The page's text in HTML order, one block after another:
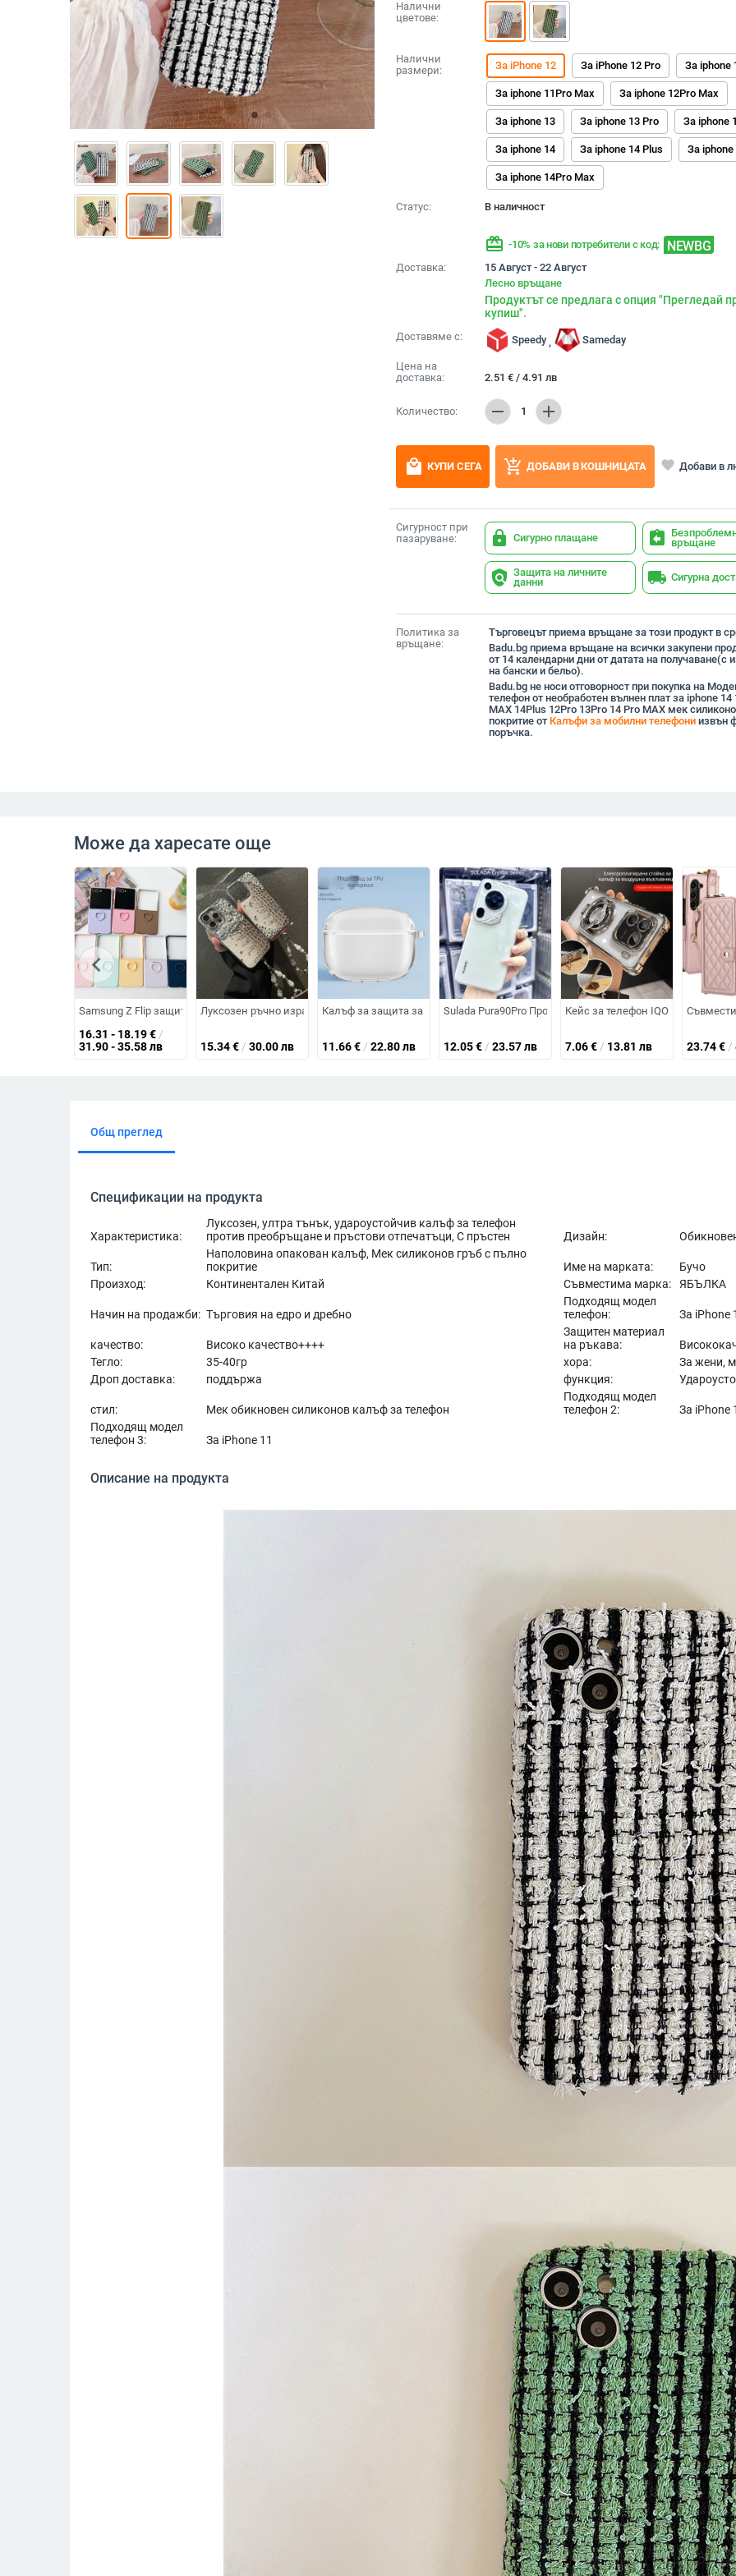
Налични
цветове:
Налични
размери:
За iPhone 12 За iPhone 12 Pro За iphone
За iphone 11Pro Max За iphone 12Pro Max
За iphone 13 За iphone 13 Pro За iphone
За iphone 14 За iphone 14 Plus За iphone
За iphone 14Pro Max
Статус: В наличност
redeem -10% за нови потребители с код: NEWBG
Доставка:
15 Август - 22 Август
Лесно връщане
Продуктът се предлага с опция "Прегледай
купиш".
Доставяме с: Speedy , Sameday
Цена на
доставка:
2.51 € / 4.91 лв
Количество: remove 1 add
local_mall КУПИ СЕГА add_shopping_cart ДОБАВИ В КОШНИЦАТА favorite Добави в
Сигурност при
пазаруване:
lock Сигурно плащане assignment_return връщане
policy Защита на личните
данни
local_shipping Сигурна
Политика за
връщане:
Търговецът приема връщане за този продукт в
Badu.bg приема връщане на всички закупени
от 14 календарни дни от датата на получаване(с
на бански и бельо).
Badu.bg не носи отговорност при покупка на
телефон от необработен вълнен плат за iphone 14
MAX 14Plus 12Pro 13Pro 14 Pro MAX мек
покритие от Калъфи за мобилни телефониизвън
поръчка.
Може да харесате още
Samsung Z Flip защитен калъф с голям прозорец и пръстен за държане, релефен филм, разсейване на топлината и защита от
16.31 - 18.19€ /
31.90 - 35.58 лв
Луксозен ръчно изработен калъф за телефон с крокодилски модел и кристали, PU кожа,
15.34€ / 30.00 лв
Калъф за защита за Ruiliang TWST19 безжични Bluetooth слушалки – прозрачен
11.66€ / 22.80 лв
Sulada Pura90Pro Прозрачен TPU кейс за Huawei Mate80
12.05€ / 23.57 лв
Кейс за телефон IQOO 12 Pro
7.06€ / 13.81 лв 23.74€ /
chevron_left
Общ преглед
Спецификации на продукта
Характеристика:
Луксозен, ултра тънък, удароустойчив калъф за телефон
против преобръщане и пръстови отпечатъци, С пръстен
Дизайн:
Тип:
Наполовина опакован калъф, Мек силиконов гръб с пълно
покритие
Име на марката:
Бучо
Произход:
Континентален Китай Съвместима марка: ЯБЪЛКА
Начин на продажби: Търговия на едро и дребно
Подходящ модел
телефон:
За iPhone
качество: Високо качество++++
Защитен материал
на ръкава:
Тегло:
35-40гр хора:
За жени,
Дроп доставка:
поддържа функция:
стил: Мек обикновен силиконов калъф за телефон
Подходящ модел
телефон 2:
За iPhone
Подходящ модел
телефон 3:
За iPhone 11
Описание на продукта